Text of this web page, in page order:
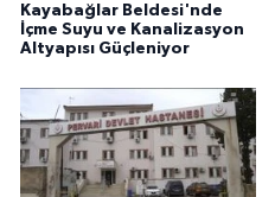
Kayabağlar Beldesi'nde
İçme Suyu ve Kanalizasyon
Altyapısı Güçleniyor